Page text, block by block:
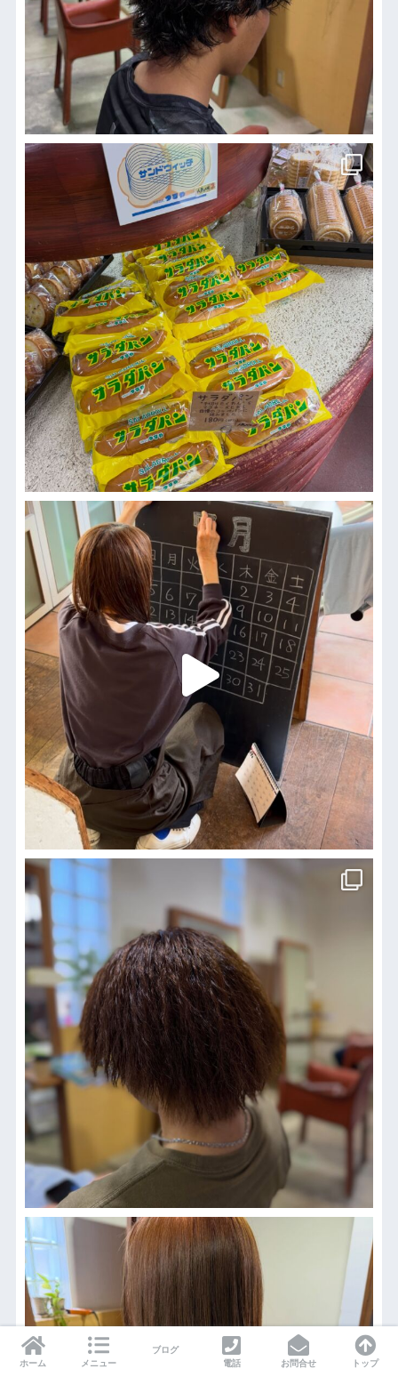
ホーム メニュー
ブログ
電話
お問合せ トップ